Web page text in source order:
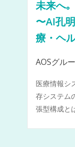
未来へ｡
〜AI孔
療・ヘ
AOSグル
医療情報シ
存システム
張型構成と